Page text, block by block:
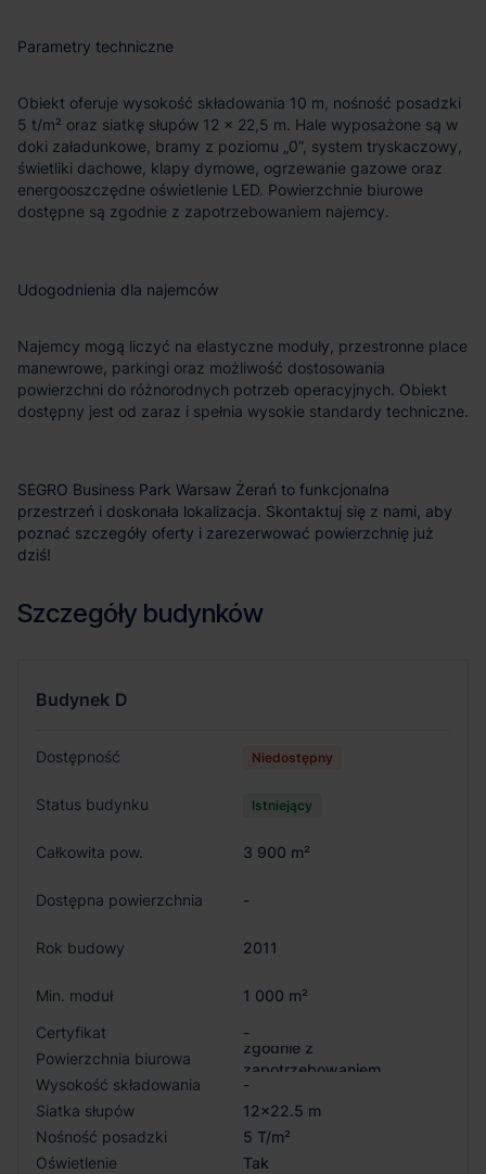
Parametry techniczne
Obiekt oferuje wysokość składowania 10 m, nośność posadzki
5 t/m² oraz siatkę słupów 12 × 22,5 m. Hale wyposażone są w
doki załadunkowe, bramy z poziomu „0”, system tryskaczowy,
świetliki dachowe, klapy dymowe, ogrzewanie gazowe oraz
energooszczędne oświetlenie LED. Powierzchnie biurowe
dostępne są zgodnie z zapotrzebowaniem najemcy.
Udogodnienia dla najemców
Najemcy mogą liczyć na elastyczne moduły, przestronne place
manewrowe, parkingi oraz możliwość dostosowania
powierzchni do różnorodnych potrzeb operacyjnych. Obiekt
dostępny jest od zaraz i spełnia wysokie standardy techniczne.
SEGRO Business Park Warsaw Żerań to funkcjonalna
przestrzeń i doskonała lokalizacja. Skontaktuj się z nami, aby
poznać szczegóły oferty i zarezerwować powierzchnię już
dziś!
Szczegóły budynków
Budynek D
Dostępność Niedostępny
Status budynku Istniejący
Całkowita pow. 3 900 m²
Dostępna powierzchnia -
Rok budowy 2011
Min. moduł
1 000 m²
Certyfikat
-
Powierzchnia biurowa
zgodnie z
zapotrzebowaniem
Wysokość składowania
-
Siatka słupów
12x22.5 m
Nośność posadzki
5 T/m²
Oświetlenie
Tak